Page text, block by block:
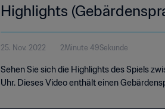
Highlights
25. Nov. 2022 2Minute 49Sekunde
Sehen Sie sich die Highlights des Spiels
Uhr. Dieses Video enthält einen